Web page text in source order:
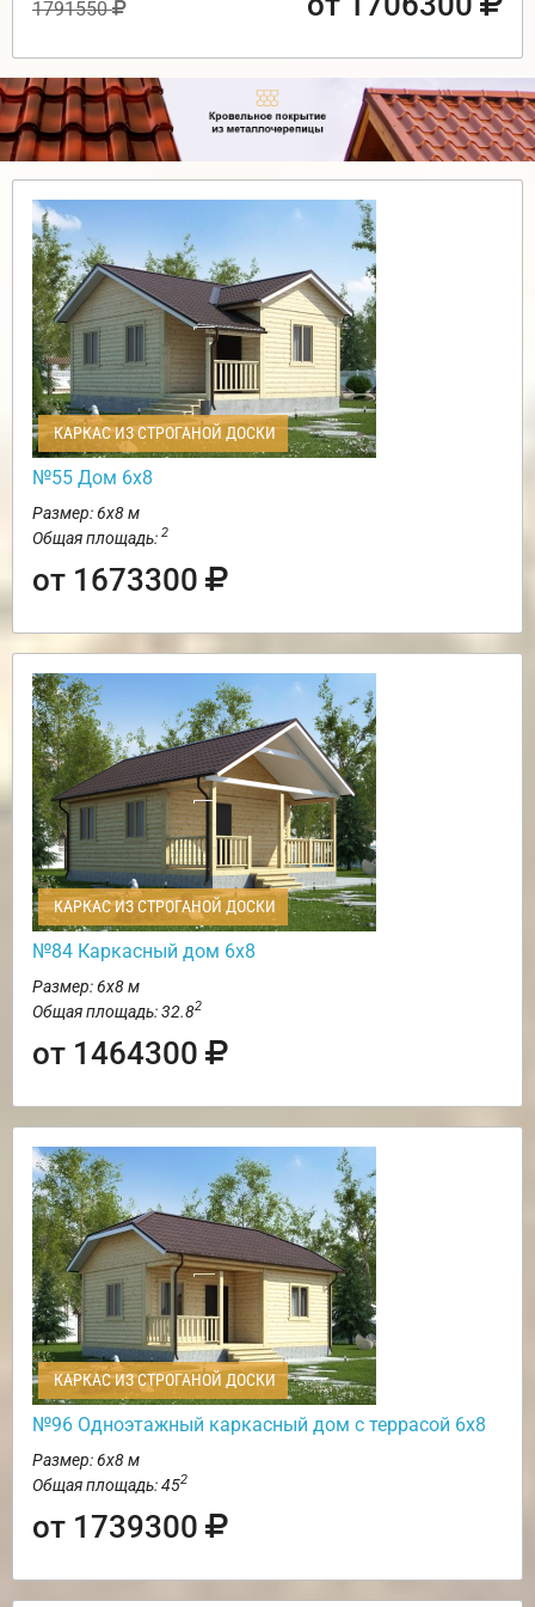
1791550
КАРКАС ИЗ СТРОГАНОЙ ДОСКИ
№55 Дом 6х8
Размер: 6х8 м
Общая площадь: 2
от 1673300
КАРКАС ИЗ СТРОГАНОЙ ДОСКИ
№84 Каркасный дом 6х8
Размер: 6х8 м
Общая площадь: 32.82
от 1464300
КАРКАС ИЗ СТРОГАНОЙ ДОСКИ
№96 Одноэтажный каркасный дом с террасой 6х8
Размер: 6х8 м
Общая площадь: 452
от 1739300